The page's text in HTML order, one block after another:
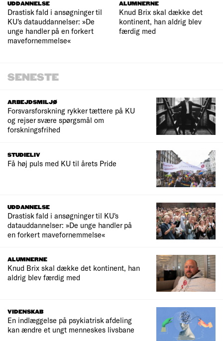
UDDANNELSE
Drastisk fald i ansøgninger til
KU's datauddannelser: »De
unge handler på en forkert
mavefornemmelse«
ALUMNERNE
Knud Brix skal dække det
kontinent, han aldrig blev
færdig med
SENESTE
ARBEJDSMILJØ
Forsvarsforskning rykker tættere på KU
og rejser svære spørgsmål om
forskningsfrihed
STUDIELIV
Få høj puls med KU til årets Pride
UDDANNELSE
Drastisk fald i ansøgninger til KU's
datauddannelser: »De unge handler på
en forkert mavefornemmelse«
ALUMNERNE
Knud Brix skal dække det kontinent, han
aldrig blev færdig med
VIDENSKAB
En indlæggelse på psykiatrisk afdeling
kan ændre et ungt menneskes livsbane